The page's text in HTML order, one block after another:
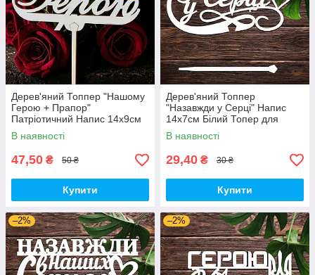
Дерев'яний Топпер "Нашому
Герою + Прапор"
Патріотичний Напис 14х9см
Білий Топер для Торта, у
Букет Квіти Фігурка Захиснику
України
В наявності
47,50 ₴ 50 ₴
Купити
Дерев'яний Топпер
"Назавжди у Серці" Напис
14х7см Білий Топер для
Торта, у Букет Квіти Фігурка
Захиснику
В наявності
29,40 ₴ 30 ₴
Купити
–2% –2%